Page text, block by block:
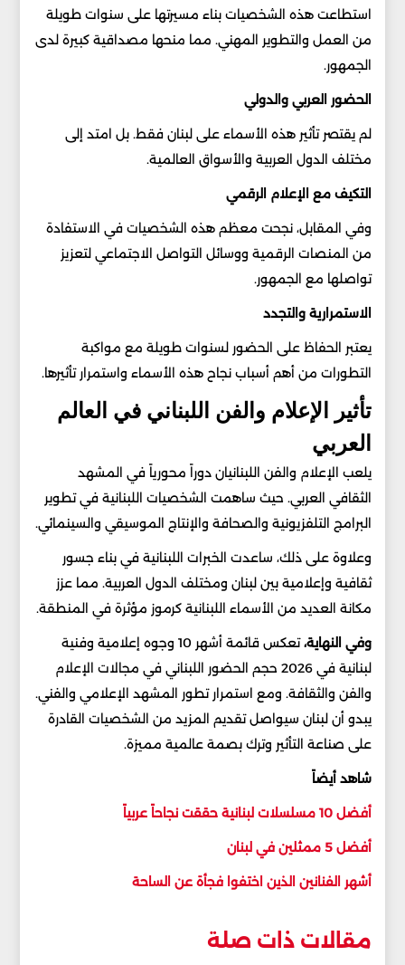
استطاعت هذه الشخصيات بناء مسيرتها على سنوات طويلة
من العمل والتطوير المهني. مما منحها مصداقية كبيرة لدى
الجمهور.
الحضور العربي والدولي
لم يقتصر تأثير هذه الأسماء على لبنان فقط. بل امتد إلى
مختلف الدول العربية والأسواق العالمية.
التكيف مع الإعلام الرقمي
وفي المقابل، نجحت معظم هذه الشخصيات في الاستفادة
من المنصات الرقمية ووسائل التواصل الاجتماعي لتعزيز
تواصلها مع الجمهور.
الاستمرارية والتجدد
يعتبر الحفاظ على الحضور لسنوات طويلة مع مواكبة
التطورات من أهم أسباب نجاح هذه الأسماء واستمرار تأثيرها.
تأثير الإعلام والفن اللبناني في العالم
العربي
يلعب الإعلام والفن اللبنانيان دوراً محورياً في المشهد
الثقافي العربي. حيث ساهمت الشخصيات اللبنانية في تطوير
البرامج التلفزيونية والصحافة والإنتاج الموسيقي والسينمائي.
وعلاوة على ذلك، ساعدت الخبرات اللبنانية في بناء جسور
ثقافية وإعلامية بين لبنان ومختلف الدول العربية. مما عزز
مكانة العديد من الأسماء اللبنانية كرموز مؤثرة في المنطقة.
وفي النهاية،
تعكس قائمة أشهر 10 وجوه إعلامية وفنية
لبنانية في 2026 حجم الحضور اللبناني في مجالات الإعلام
والفن والثقافة. ومع استمرار تطور المشهد الإعلامي والفني.
يبدو أن لبنان سيواصل تقديم المزيد من الشخصيات القادرة
على صناعة التأثير وترك بصمة عالمية مميزة.
شاهد أيضاً
أفضل 10 مسلسلات لبنانية حققت نجاحاً عربياً
أفضل 5 ممثلين في لبنان
أشهر الفنانين الذين اختفوا فجأة عن الساحة
مقالات ذات صلة